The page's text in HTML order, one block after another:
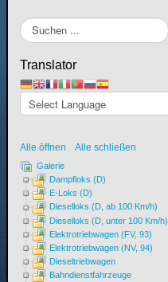
Suchen
...
Translator
Alle öffnen Alle schließen
Galerie
Dampfloks (D)
E-Loks (D)
Dieselloks (D, ab 100 Km/h)
Dieselloks (D, unter 100 Km/h)
Elektrotriebwagen (FV, 93)
Elektrotriebwagen (NV, 94)
Dieseltriebwagen
Bahndienstfahrzeuge